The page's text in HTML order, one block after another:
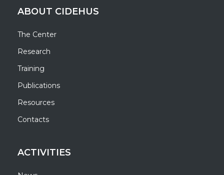
ABOUT CIDEHUS
The Center
Research
Training
Publications
Resources
Contacts
ACTIVITIES